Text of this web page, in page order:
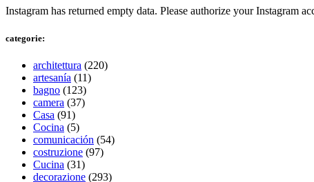
Instagram has returned empty data. Please authorize your Instagram
categorie:
architettura (220)
artesanía (11)
bagno (123)
camera (37)
Casa (91)
Cocina (5)
comunicación (54)
costruzione (97)
Cucina (31)
decorazione (293)